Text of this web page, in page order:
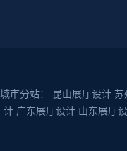
城市分站： 昆山展厅设计 苏
计 广东展厅设计 山东展厅